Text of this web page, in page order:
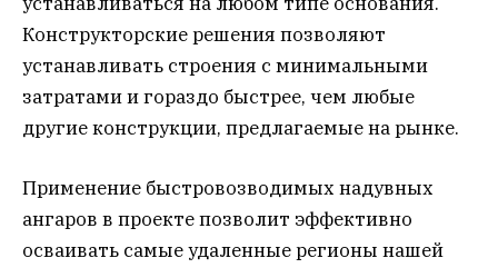
Конструкторские решения позволяют
устанавливать строения с минимальными
затратами и гораздо быстрее, чем любые
другие конструкции, предлагаемые на рынке.
Применение быстровозводимых надувных
ангаров в проекте позволит эффективно
осваивать самые удаленные регионы нашей